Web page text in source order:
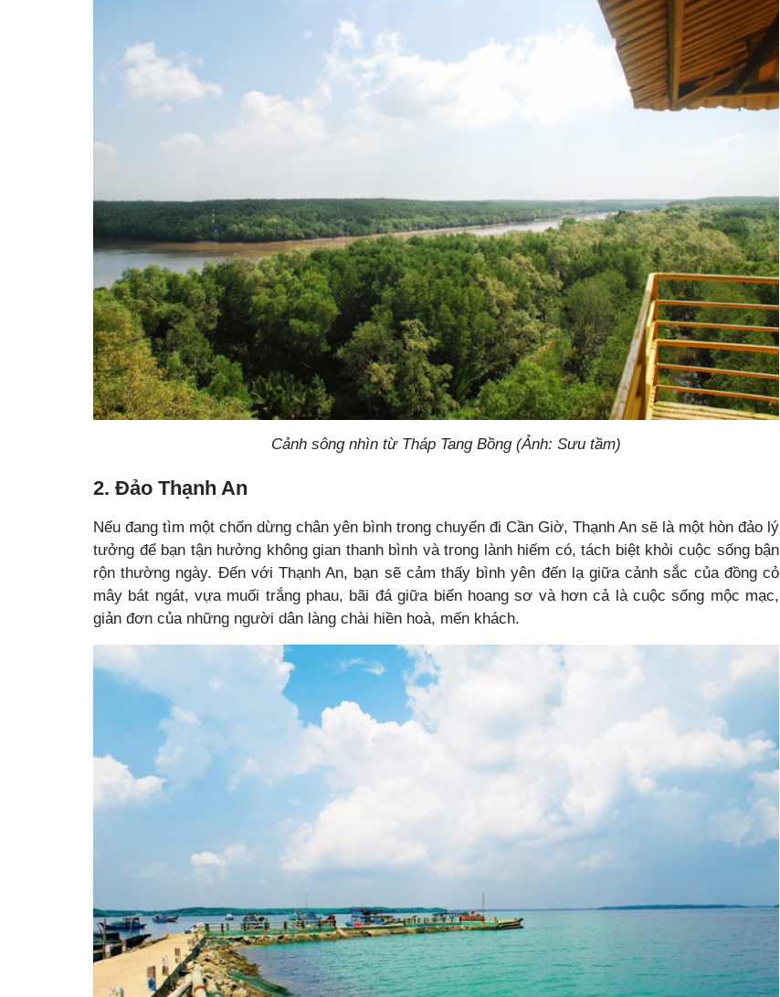
Cảnh sông nhìn từ Tháp Tang Bồng (Ảnh: Sưu tầm)
2. Đảo Thạnh An
Nếu đang tìm một chốn dừng chân yên bình trong chuyến đi Cần Giờ, Thạnh An sẽ là một hòn đảo lý
tưởng để bạn tận hưởng không gian thanh bình và trong lành hiếm có, tách biệt khỏi cuộc sống bận
rộn thường ngày. Đến với Thạnh An, bạn sẽ cảm thấy bình yên đến lạ giữa cảnh sắc của đồng cỏ
mây bát ngát, vựa muối trắng phau, bãi đá giữa biển hoang sơ và hơn cả là cuộc sống mộc mạc,
giản đơn của những người dân làng chài hiền hoà, mến khách.